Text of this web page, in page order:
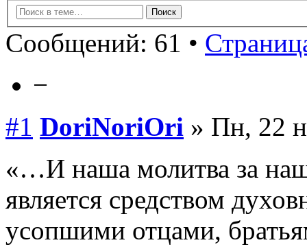
Сообщений: 61 •
−
#1 DoriNoriOri » Пн, 22
«…И наша молитва за
является средством
усопшими отцами,